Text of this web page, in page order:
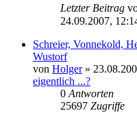
Letzter Beitrag
24.09.2007,
Schreier, Vonnekold,
Wustorf
von Holger»
eigentlich ...?
0 Antworten
25697 Zugriffe